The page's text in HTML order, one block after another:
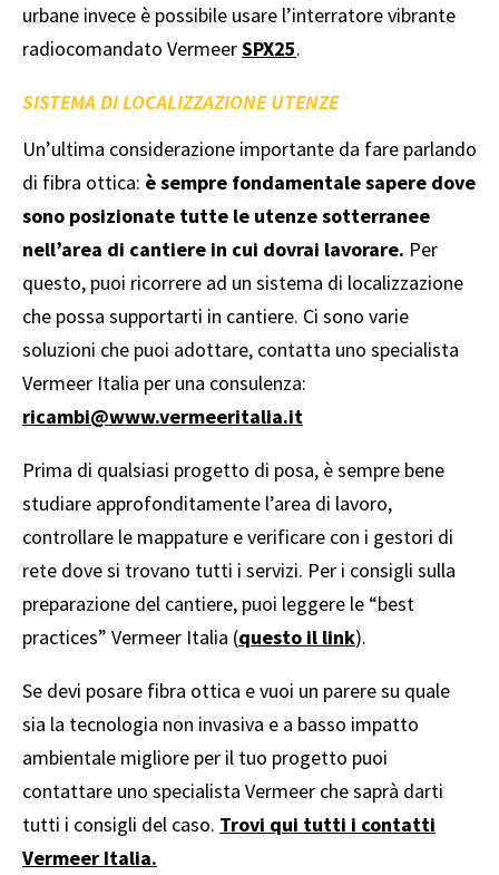
urbane invece è possibile usare l’interratore vibrante
radiocomandato VermeerSPX25.
SISTEMA DI LOCALIZZAZIONE UTENZE
Un’ultima considerazione importante da fare parlando
di fibra ottica: è sempre fondamentale sapere dove
sono posizionate tutte le utenze sotterranee
nell’area di cantiere in cui dovrai lavorare. Per
questo, puoi ricorrere ad un sistema di localizzazione
che possa supportarti in cantiere. Ci sono varie
soluzioni che puoi adottare, contatta uno specialista
Vermeer Italia per una consulenza:
ricambi@www.vermeeritalia.it
Prima di qualsiasi progetto di posa, è sempre bene
studiare approfonditamente l’area di lavoro,
controllare le mappature e verificare con i gestori di
rete dove si trovano tutti i servizi. Per i consigli sulla
preparazione del cantiere, puoi leggere le “best
practices” Vermeer Italia (questo il link).
Se devi posare fibra ottica e vuoi un parere su quale
sia la tecnologia non invasiva e a basso impatto
ambientale migliore per il tuo progetto puoi
contattare uno specialista Vermeer che saprà darti
tutti i consigli del caso. Trovi qui tutti i contatti
Vermeer Italia.